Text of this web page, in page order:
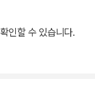
독자들은 630여 페
용도 명징하게 이해
획기적인 전기가 된
인할 수 있습니다.